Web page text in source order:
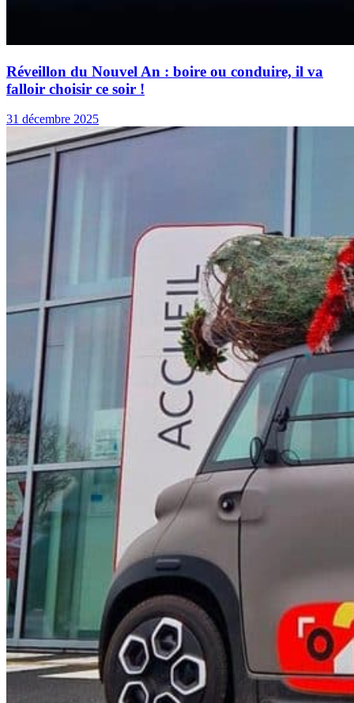
Réveillon du Nouvel An : boire ou conduire, il va
falloir choisir ce soir !
31 décembre 2025